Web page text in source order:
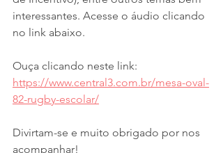
interessantes. Acesse o áudio clicando
no link abaixo.
Ouça clicando neste link:
https://www.central3.com.br/mesa-oval-
82-rugby-escolar/
Divirtam-se e muito obrigado por nos
acompanhar!